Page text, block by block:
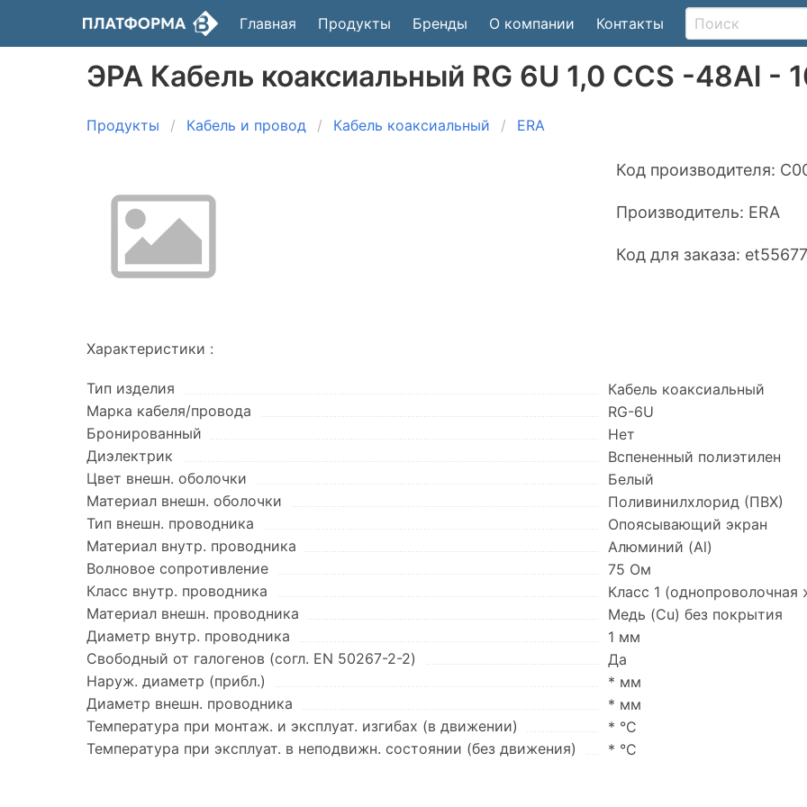
Главная Продукты Бренды О компании Контакты
ЭРА Кабель коаксиальный RG 6U 1,0 CCS -48Al -
Продукты Кабель и провод Кабель коаксиальный ERA
Код производителя:
Производитель: ERA
Код для заказа: et55677
Характеристики :
Тип изделия
Кабель коаксиальный
Марка кабеля/провода
RG-6U
Бронированный
Нет
Диэлектрик
Вспененный полиэтилен
Цвет внешн. оболочки
Белый
Материал внешн. оболочки
Поливинилхлорид (ПВХ)
Тип внешн. проводника
Опоясывающий экран
Материал внутр. проводника
Алюминий (Al)
Волновое сопротивление
75 Ом
Класс внутр. проводника
Класс 1 (однопроволочная
Материал внешн. проводника
Медь (Cu) без покрытия
Диаметр внутр. проводника
1 мм
Свободный от галогенов (согл. EN 50267-2-2)
Да
Наруж. диаметр (прибл.)
* мм
Диаметр внешн. проводника
* мм
Температура при монтаж. и эксплуат. изгибах (в движении)
* °C
Температура при эксплуат. в неподвижн. состоянии (без движения)
* °C